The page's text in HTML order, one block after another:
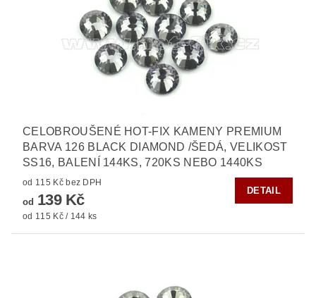
CELOBROUŠENÉ HOT-FIX KAMENY PREMIUM
BARVA 126 BLACK DIAMOND /ŠEDÁ, VELIKOST
SS16, BALENÍ 144KS, 720KS NEBO 1440KS
od 115 Kč bez DPH
od 139 Kč
od 115 Kč / 144 ks
DETAIL